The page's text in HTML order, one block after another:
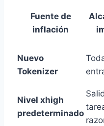
Fuente de
inflación
Nuevo
Tokenizer
Nivel xhigh
predeterminado